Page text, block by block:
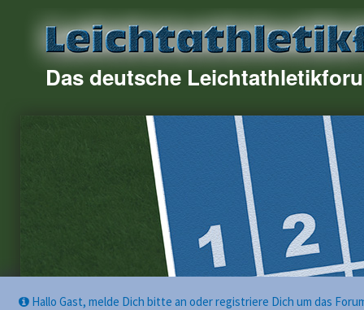
Das deutsche
Hallo Gast, melde Dich bitte an oder registriere Dich um das